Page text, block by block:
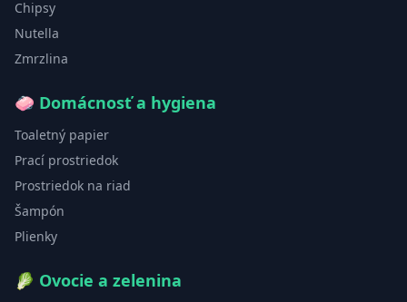
Chipsy
Nutella
Zmrzlina
🧼 Domácnosť a hygiena
Toaletný papier
Prací prostriedok
Prostriedok na riad
Šampón
Plienky
🥬 Ovocie a zelenina